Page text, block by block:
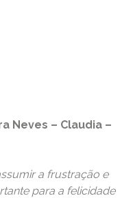
Neves – Claudia –
a frustração e
para a felicidade